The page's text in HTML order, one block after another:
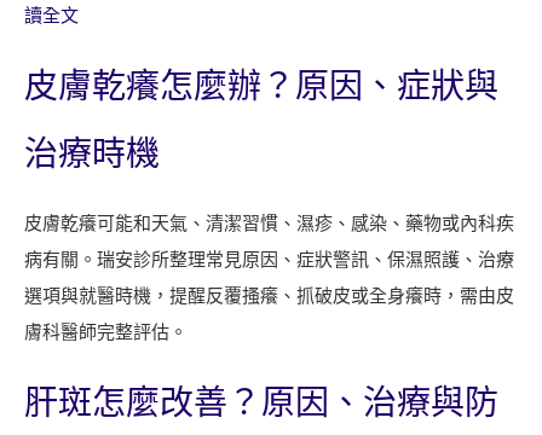
讀全文:
安
所
月
門
診
與
號
皮膚乾癢怎麼辦？原因、症狀與
治療時機
皮膚乾癢可能和天氣、清潔習慣、濕疹、感染、藥物或內科疾
病有關。瑞安診所整理常見原因、症狀警訊、保濕照護、治療
選項與就醫時機，提醒反覆搔癢、抓破皮或全身癢時，需由皮
膚科醫師完整評估。
肝斑怎麼改善？原因、治療與防